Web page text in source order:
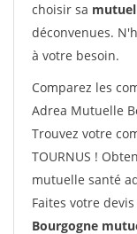
choisir sa
déconvenues.
à votre besoin.
Comparez les
Adrea Mutuelle
Trouvez votre
TOURNUS !
mutuelle santé
Faites votre
Bourgogne